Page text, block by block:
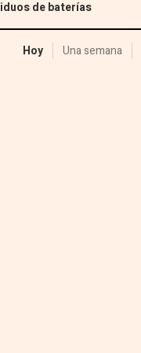
de baterías
Hoy Una semana